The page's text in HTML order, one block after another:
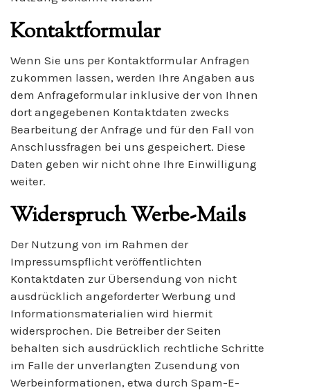
Kontaktformular
Wenn Sie uns per Kontaktformular Anfragen
zukommen lassen, werden Ihre Angaben aus
dem Anfrageformular inklusive der von Ihnen
dort angegebenen Kontaktdaten zwecks
Bearbeitung der Anfrage und für den Fall von
Anschlussfragen bei uns gespeichert. Diese
Daten geben wir nicht ohne Ihre Einwilligung
weiter.
Widerspruch Werbe-Mails
Der Nutzung von im Rahmen der
Impressumspflicht veröffentlichten
Kontaktdaten zur Übersendung von nicht
ausdrücklich angeforderter Werbung und
Informationsmaterialien wird hiermit
widersprochen. Die Betreiber der Seiten
behalten sich ausdrücklich rechtliche Schritte
im Falle der unverlangten Zusendung von
Werbeinformationen, etwa durch Spam-E-